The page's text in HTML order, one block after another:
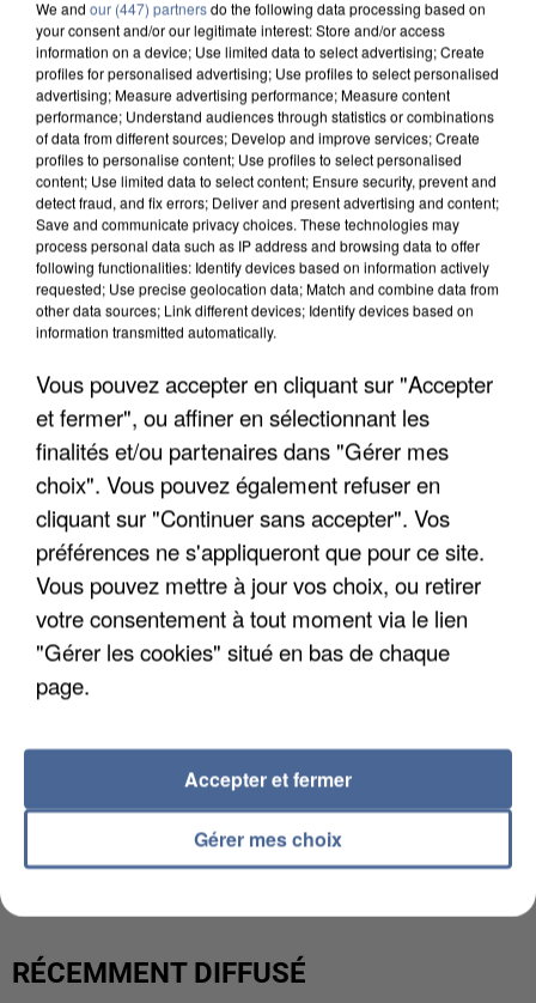
DE FAUNE SAUVAGE SONT...
L’UN DES FONDATEURS SUPPOSÉS DE LA DZ
MAFIA INTERPELLÉ EN ALGÉRIE
RÉCEMMENT DIFFUSÉ
We and our (447) partnersdo the following data processing based on
your consent and/or our legitimate interest: Store and/or access
information on a device; Use limited data to select advertising; Create
profiles for personalised advertising; Use profiles to select personalised
advertising; Measure advertising performance; Measure content
performance; Understand audiences through statistics or combinations
of data from different sources; Develop and improve services; Create
profiles to personalise content; Use profiles to select personalised
content; Use limited data to select content; Ensure security, prevent and
detect fraud, and fix errors; Deliver and present advertising and content;
Save and communicate privacy choices. These technologies may
process personal data such as IP address and browsing data to offer
following functionalities: Identify devices based on information actively
requested; Use precise geolocation data; Match and combine data from
other data sources; Link different devices; Identify devices based on
information transmitted automatically.
Vous pouvez accepter en cliquant sur "Accepter
et fermer", ou affiner en sélectionnant les
finalités et/ou partenaires dans "Gérer mes
choix". Vous pouvez également refuser en
cliquant sur "Continuer sans accepter". Vos
préférences ne s'appliqueront que pour ce site.
Vous pouvez mettre à jour vos choix, ou retirer
votre consentement à tout moment via le lien
"Gérer les cookies" situé en bas de chaque
page.
Gérer mes choix
Accepter et fermer